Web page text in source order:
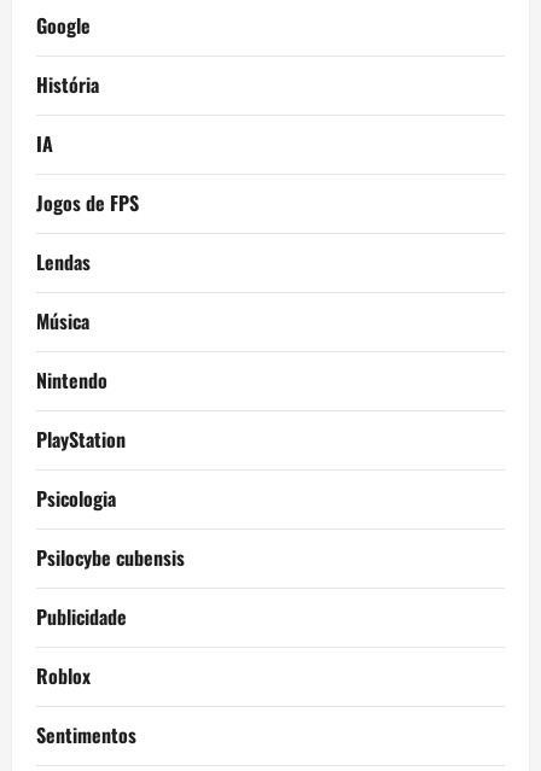
Google
História
IA
Jogos de FPS
Lendas
Música
Nintendo
PlayStation
Psicologia
Psilocybe cubensis
Publicidade
Roblox
Sentimentos